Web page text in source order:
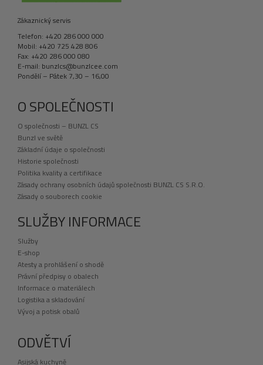
Zákaznický servis
Telefon: +420 286 000 000
Mobil: +420 725 428 806
Fax: +420 286 000 080
E-mail: bunzlcs@bunzlcee.com
Pondělí – Pátek 7,30 – 16,00
O SPOLEČNOSTI
O společnosti – BUNZL CS
Bunzl ve světě
Základní údaje o společnosti
Historie společnosti
Politika kvality a certifikace
Zásady ochrany osobních údajů společnosti BUNZL CS S.R.O.
Zásady o souborech cookie
SLUŽBY INFORMACE
Služby
E-shop
Atesty a prohlášení o shodě
Právní předpisy o obalech
Informace o materiálech
Logistika a skladování
Vývoj a potisk obalů
ODVĚTVÍ
Asijská kuchyně